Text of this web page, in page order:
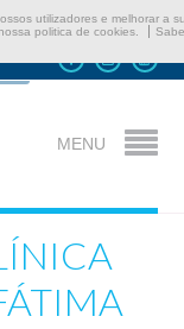
utilizadores e melhorar a
politica de cookies.
MENU